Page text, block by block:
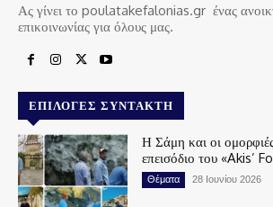
Ας γίνει το poulatakefalonias.gr ένας
επικοινωνίας για όλους μας.
ΕΠΙΛΟΓΈΣ ΣΥΝΤΆΚΤΗ
Η Σάμη και οι
επεισόδιο του «Akis’
Θέματα 28 Ιουνίου 2026